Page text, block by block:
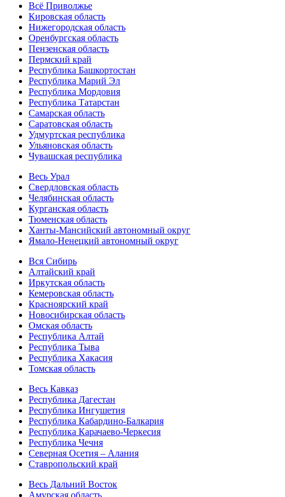
Всё Приволжье
Кировская область
Нижегородская область
Оренбургская область
Пензенская область
Пермский край
Республика Башкортостан
Республика Марий Эл
Республика Мордовия
Республика Татарстан
Самарская область
Саратовская область
Удмуртская республика
Ульяновская область
Чувашская республика
Весь Урал
Свердловская область
Челябинская область
Курганская область
Тюменская область
Ханты-Мансийский автономный округ
Ямало-Ненецкий автономный округ
Вся Сибирь
Алтайский край
Иркутская область
Кемеровская область
Красноярский край
Новосибирская область
Омская область
Республика Алтай
Республика Тыва
Республика Хакасия
Томская область
Весь Кавказ
Республика Дагестан
Республика Ингушетия
Республика Кабардино-Балкария
Республика Карачаево-Черкесия
Республика Чечня
Северная Осетия – Алания
Ставропольский край
Весь Дальний Восток
Амурская область